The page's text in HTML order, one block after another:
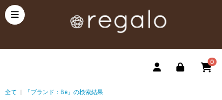
0
全て 「ブランド：Be」の検索結果